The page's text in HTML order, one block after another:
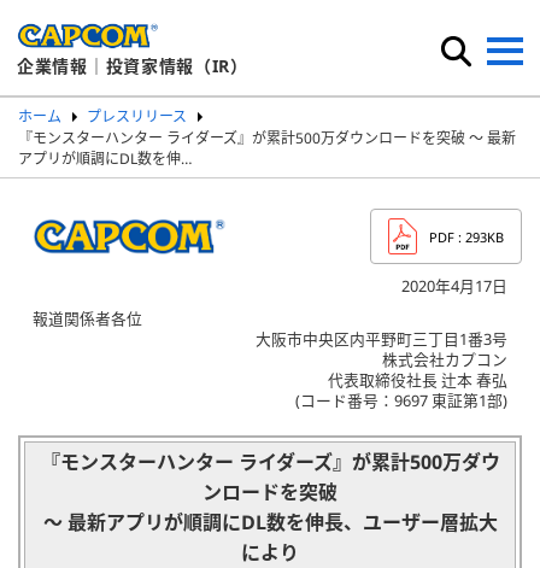
企業情報｜投資家情報（IR）
ホーム
プレスリリース
『モンスターハンター ライダーズ』が累計500万ダウンロードを突破 ～ 最新
アプリが順調にDL数を伸…
PDF : 293KB
2020年4月17日
報道関係者各位
大阪市中央区内平野町三丁目1番3号
株式会社カプコン
代表取締役社長 辻本 春弘
(コード番号：9697 東証第1部)
『モンスターハンター ライダーズ』が累計500万ダウ
ンロードを突破
～ 最新アプリが順調にDL数を伸長、ユーザー層拡大
により